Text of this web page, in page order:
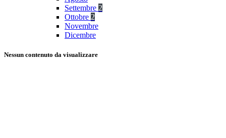
Settembre 2
Ottobre 2
Novembre
Dicembre
Nessun contenuto da visualizzare